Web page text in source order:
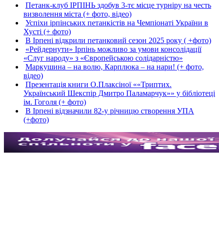
Петанк-клуб ІРПІНЬ здобув 3-тє місце турніру на честь
визволення міста (+ фото, відео)
Успіхи ірпінських петанкістів на Чемпіонаті України в
Хусті (+ фото)
В Ірпені відкрили петанковий сезон 2025 року ( +фото)
«Рейдернути» Ірпінь можливо за умови консолідації
«Слуг народу» з «Європейською солідарністю»
Маркушина – на волю, Карплюка – на нари! (+ фото,
відео)
Презентація книги О.Плаксіної ««Триптих.
Український Шекспір Дмитро Паламарчук»» у бібліотеці
ім. Гоголя (+ фото)
В Ірпені відзначили 82-у річницю створення УПА
(+фото)